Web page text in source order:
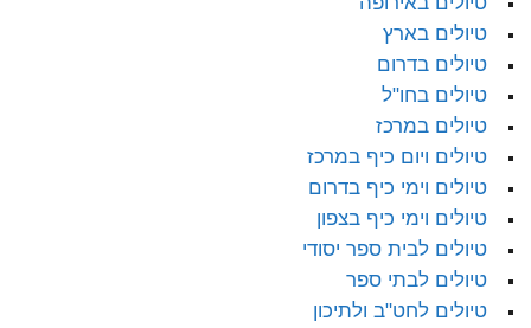
טיולים בארץ
טיולים בדרום
טיולים בחו"ל
טיולים במרכז
טיולים ויום כיף במרכז
טיולים וימי כיף בדרום
טיולים וימי כיף בצפון
טיולים לבית ספר יסודי
טיולים לבתי ספר
טיולים לחט"ב ולתיכון